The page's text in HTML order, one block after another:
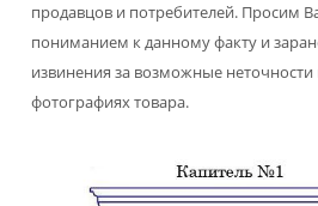
продавцов и потребителей. Просим
пониманием к данному факту и
извинения за возможные неточности
фотографиях товара.